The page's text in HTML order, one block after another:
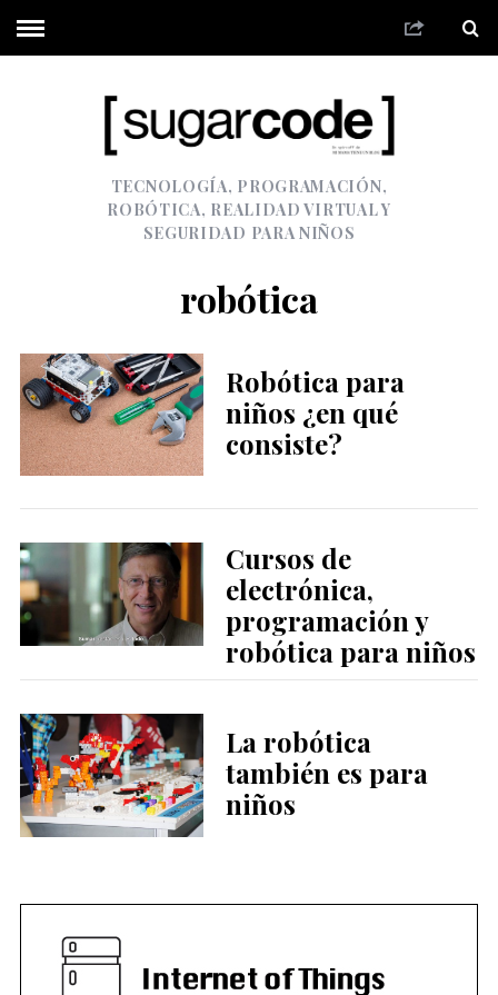
TECNOLOGÍA, PROGRAMACIÓN,
ROBÓTICA, REALIDAD VIRTUAL Y
SEGURIDAD PARA NIÑOS
robótica
Robótica para
niños ¿en qué
consiste?
Cursos de
electrónica,
programación y
robótica para niños
La robótica
también es para
niños